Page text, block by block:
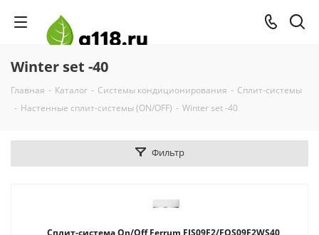
Winter set -40
Главная - Каталог - Системы кондиционирования - Сплит-системы
- Настенные сплит-системы (ON/OFF) - Winter set -40
Фильтр
Сплит-система On/Off Ferrum FIS09F2/FOS09F2WS40